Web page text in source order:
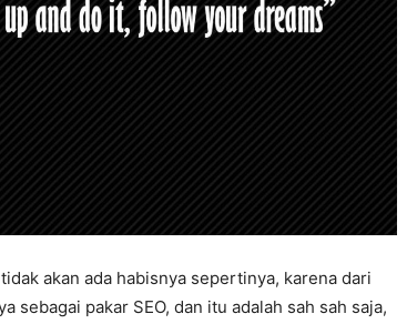
akan ada habisnya sepertinya, karena dari
sebagai pakar SEO, dan itu adalah sah sah saja,